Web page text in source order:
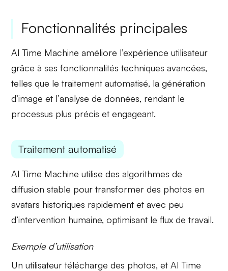
Fonctionnalités principales
AI Time Machine améliore l’expérience utilisateur
grâce à ses fonctionnalités techniques avancées,
telles que letraitement automatisé, lagénération
d’image et l’analyse de données, rendant le
processus plus précis et engageant.
Traitement automatisé
AI Time Machine utilise des algorithmes de
diffusion stable pour transformer des photos en
avatars historiques rapidement et avec peu
d’intervention humaine, optimisant le flux de travail.
Exemple d’utilisation
Un utilisateur télécharge des photos, et AI Time